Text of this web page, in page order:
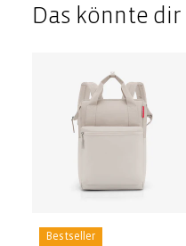
Das könnte
Bestseller